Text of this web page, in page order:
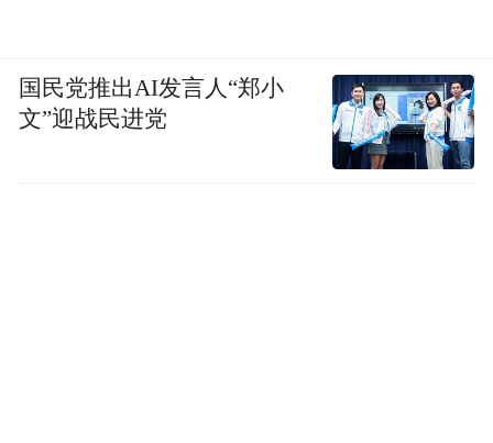
国民党推出AI发言人“郑小
文”迎战民进党